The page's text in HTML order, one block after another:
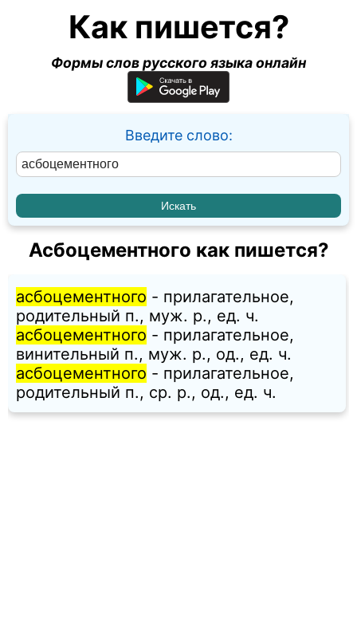
Как пишется?
Формы слов русского языка онлайн
Введите слово:
Асбоцементного как пишется?
асбоцементного - прилагательное,
родительный п., муж. p., ед. ч.
асбоцементного - прилагательное,
винительный п., муж. p., од., ед. ч.
асбоцементного - прилагательное,
родительный п., ср. p., од., ед. ч.